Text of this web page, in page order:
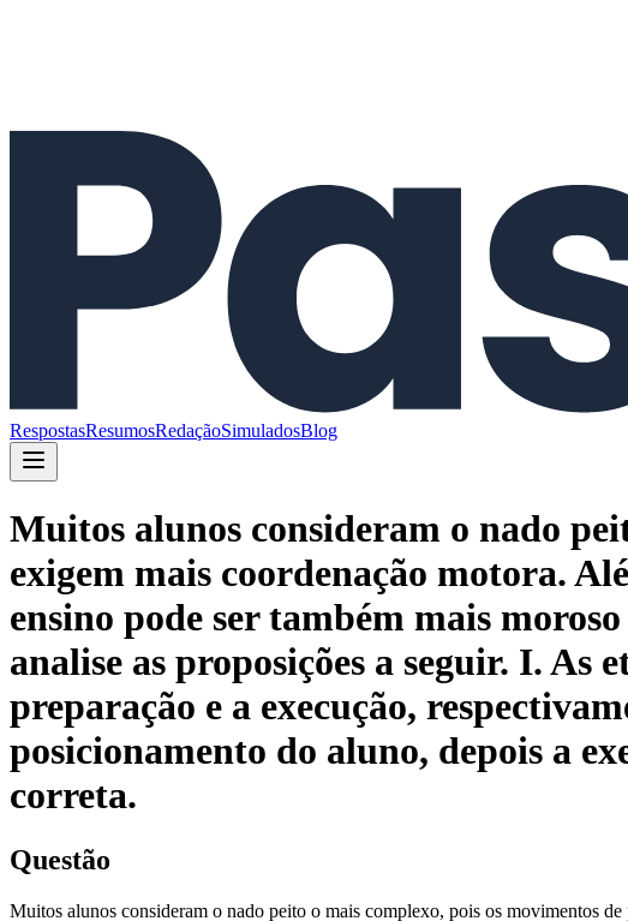
RespostasResumosRedaçãoSimuladosBlog
Muitos alunos consideram o nado
exigem mais coordenação motora.
ensino pode ser também mais
analise as proposições a seguir. I. As
preparação e a execução,
posicionamento do aluno, depois a
correta.
Questão
Muitos alunos consideram o nado peito o mais complexo, pois os movimentos